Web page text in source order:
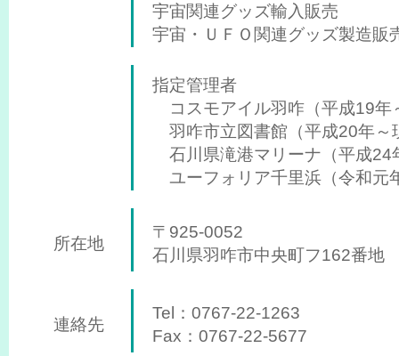
宇宙関連グッズ輸入販売
宇宙・ＵＦＯ関連グッズ製造販
指定管理者
コスモアイル羽咋（平成19年
羽咋市立図書館（平成20年～
石川県滝港マリーナ（平成24
ユーフォリア千里浜（令和元
所在地
〒925-0052
石川県羽咋市中央町フ162番地
連絡先
Tel：0767-22-1263
Fax：0767-22-5677